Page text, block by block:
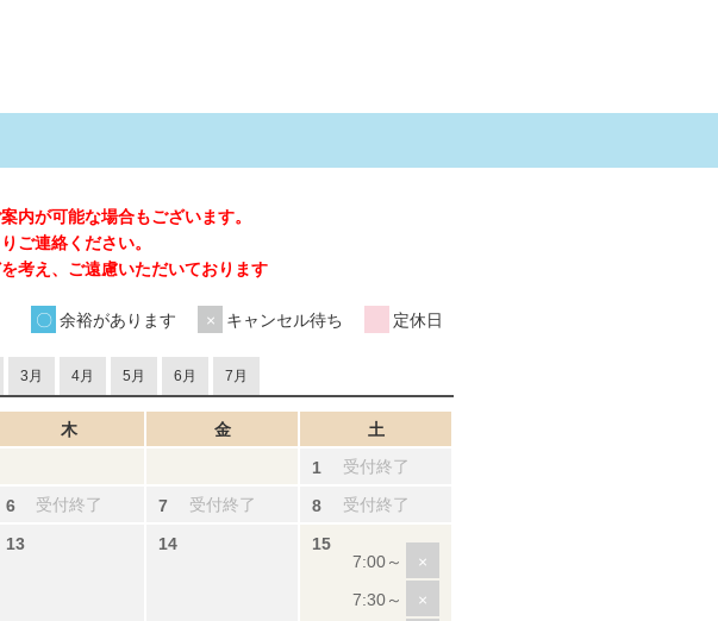
内が可能な場合もございます。
ご連絡ください。
考え、ご遠慮いただいております
余裕があります キャンセル待ち 定休日
3月 4月 5月 6月 7月
木 金
土
受付終了
受付終了 受付終了 受付終了
×
×